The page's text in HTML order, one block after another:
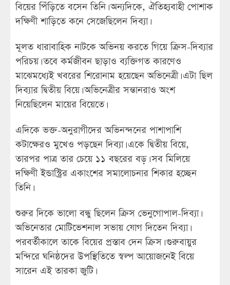
বিয়ের পিঁড়িতে বসেন তিনি। অন্যদিকে, ঐতিহ্যবাহী পোশাক
দক্ষিণী শাড়িতে কনে সেজেছিলেন দিব্যা।
মূলত ধারাবাহিক নাটকে অভিনয় করতে গিয়ে ক্রিস-দিব্যার
পরিচয়। তবে কর্মজীবন ছাড়াও ব্যক্তিগত কারণেও
মাঝেমধ্যেই খবরের শিরোনাম হয়েছেন অভিনেত্রী। এটা ছিল
দিব্যার দ্বিতীয় বিয়ে। অভিনেত্রীর সন্তানরাও অংশ
নিয়েছিলেন মায়ের বিয়েতে।
এদিকে ভক্ত-অনুরাগীদের অভিনন্দনের পাশাপাশি
কটাক্ষেরও মুখেও পড়ছেন দিব্যা। একে দ্বিতীয় বিয়ে,
তারপর পাত্র তার চেয়ে ১১ বছরের বড়। সব মিলিয়ে
দক্ষিণী ইন্ডাস্ট্রির একাংশের সমালোচনার শিকার হচ্ছেন
তিনি।
শুরুর দিকে ভালো বন্ধু ছিলেন ক্রিস ভেনুগোপাল-দিব্যা।
অভিনেতার মোটিভেশনাল সভায় যোগ দিতেন দিব্যা।
পরবর্তীকালে তাকে বিয়ের প্রস্তাব দেন ক্রিস। গুরুবায়ুর
মন্দিরে ঘনিষ্ঠদের উপস্থিতিতে স্বল্প আয়োজনেই বিয়ে
সারেন এই তারকা জুটি।